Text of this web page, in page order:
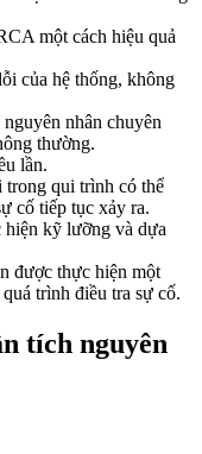
một cách hiệu quả
của hệ thống, không
nhân chuyên
thường.
lần.
trong qui trình có thể
cố tiếp tục xảy ra.
hiện kỹ lưỡng và dựa
được thực hiện một
trình điều tra sự cố.
tích nguyên